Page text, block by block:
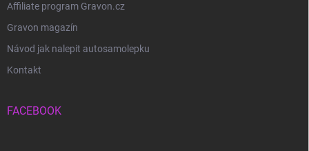
Affiliate program Gravon.cz
Gravon magazín
Návod jak nalepit autosamolepku
Kontakt
FACEBOOK